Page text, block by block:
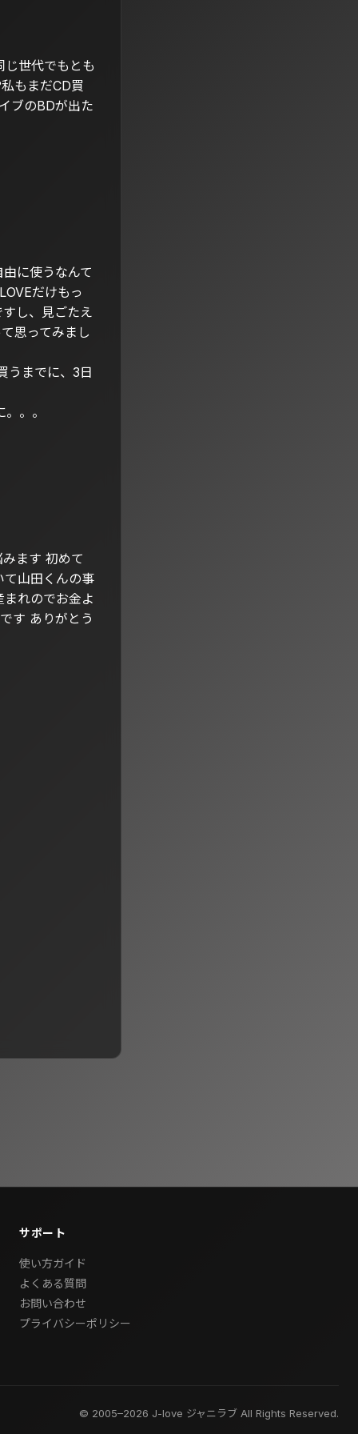
世代でもとも
もまだCD買
ブのBDが出た
に使うなんて
だけもっ
し、見ごたえ
思ってみまし
うまでに、3日
。。
ます 初めて
て山田くんの事
れのでお金よ
す ありがとう
サポート
使い方ガイド
よくある質問
お問い合わせ
プライバシーポリシー
© 2005–2026 J-love ジャニラブ All Rights Reserved.